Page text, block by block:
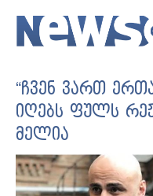
“ჩვენ ვართ
იღებს ფულს
მელია